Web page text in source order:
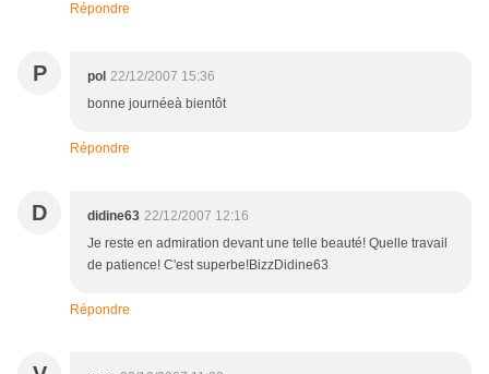
Répondre
P pol 22/12/2007 15:36
bonne journéeà bientôt
Répondre
D didine63 22/12/2007 12:16
Je reste en admiration devant une telle beauté! Quelle travail
de patience! C'est superbe!BizzDidine63
Répondre